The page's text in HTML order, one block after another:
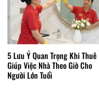
5 Lưu Ý Quan Trọng Khi Thuê
Giúp Việc Nhà Theo Giờ Cho
Người Lớn Tuổi